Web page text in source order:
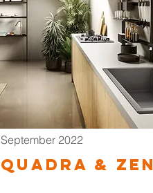
September 2022
quadra & zen